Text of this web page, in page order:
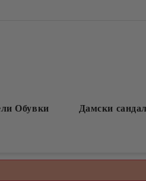
Обувки Дамски